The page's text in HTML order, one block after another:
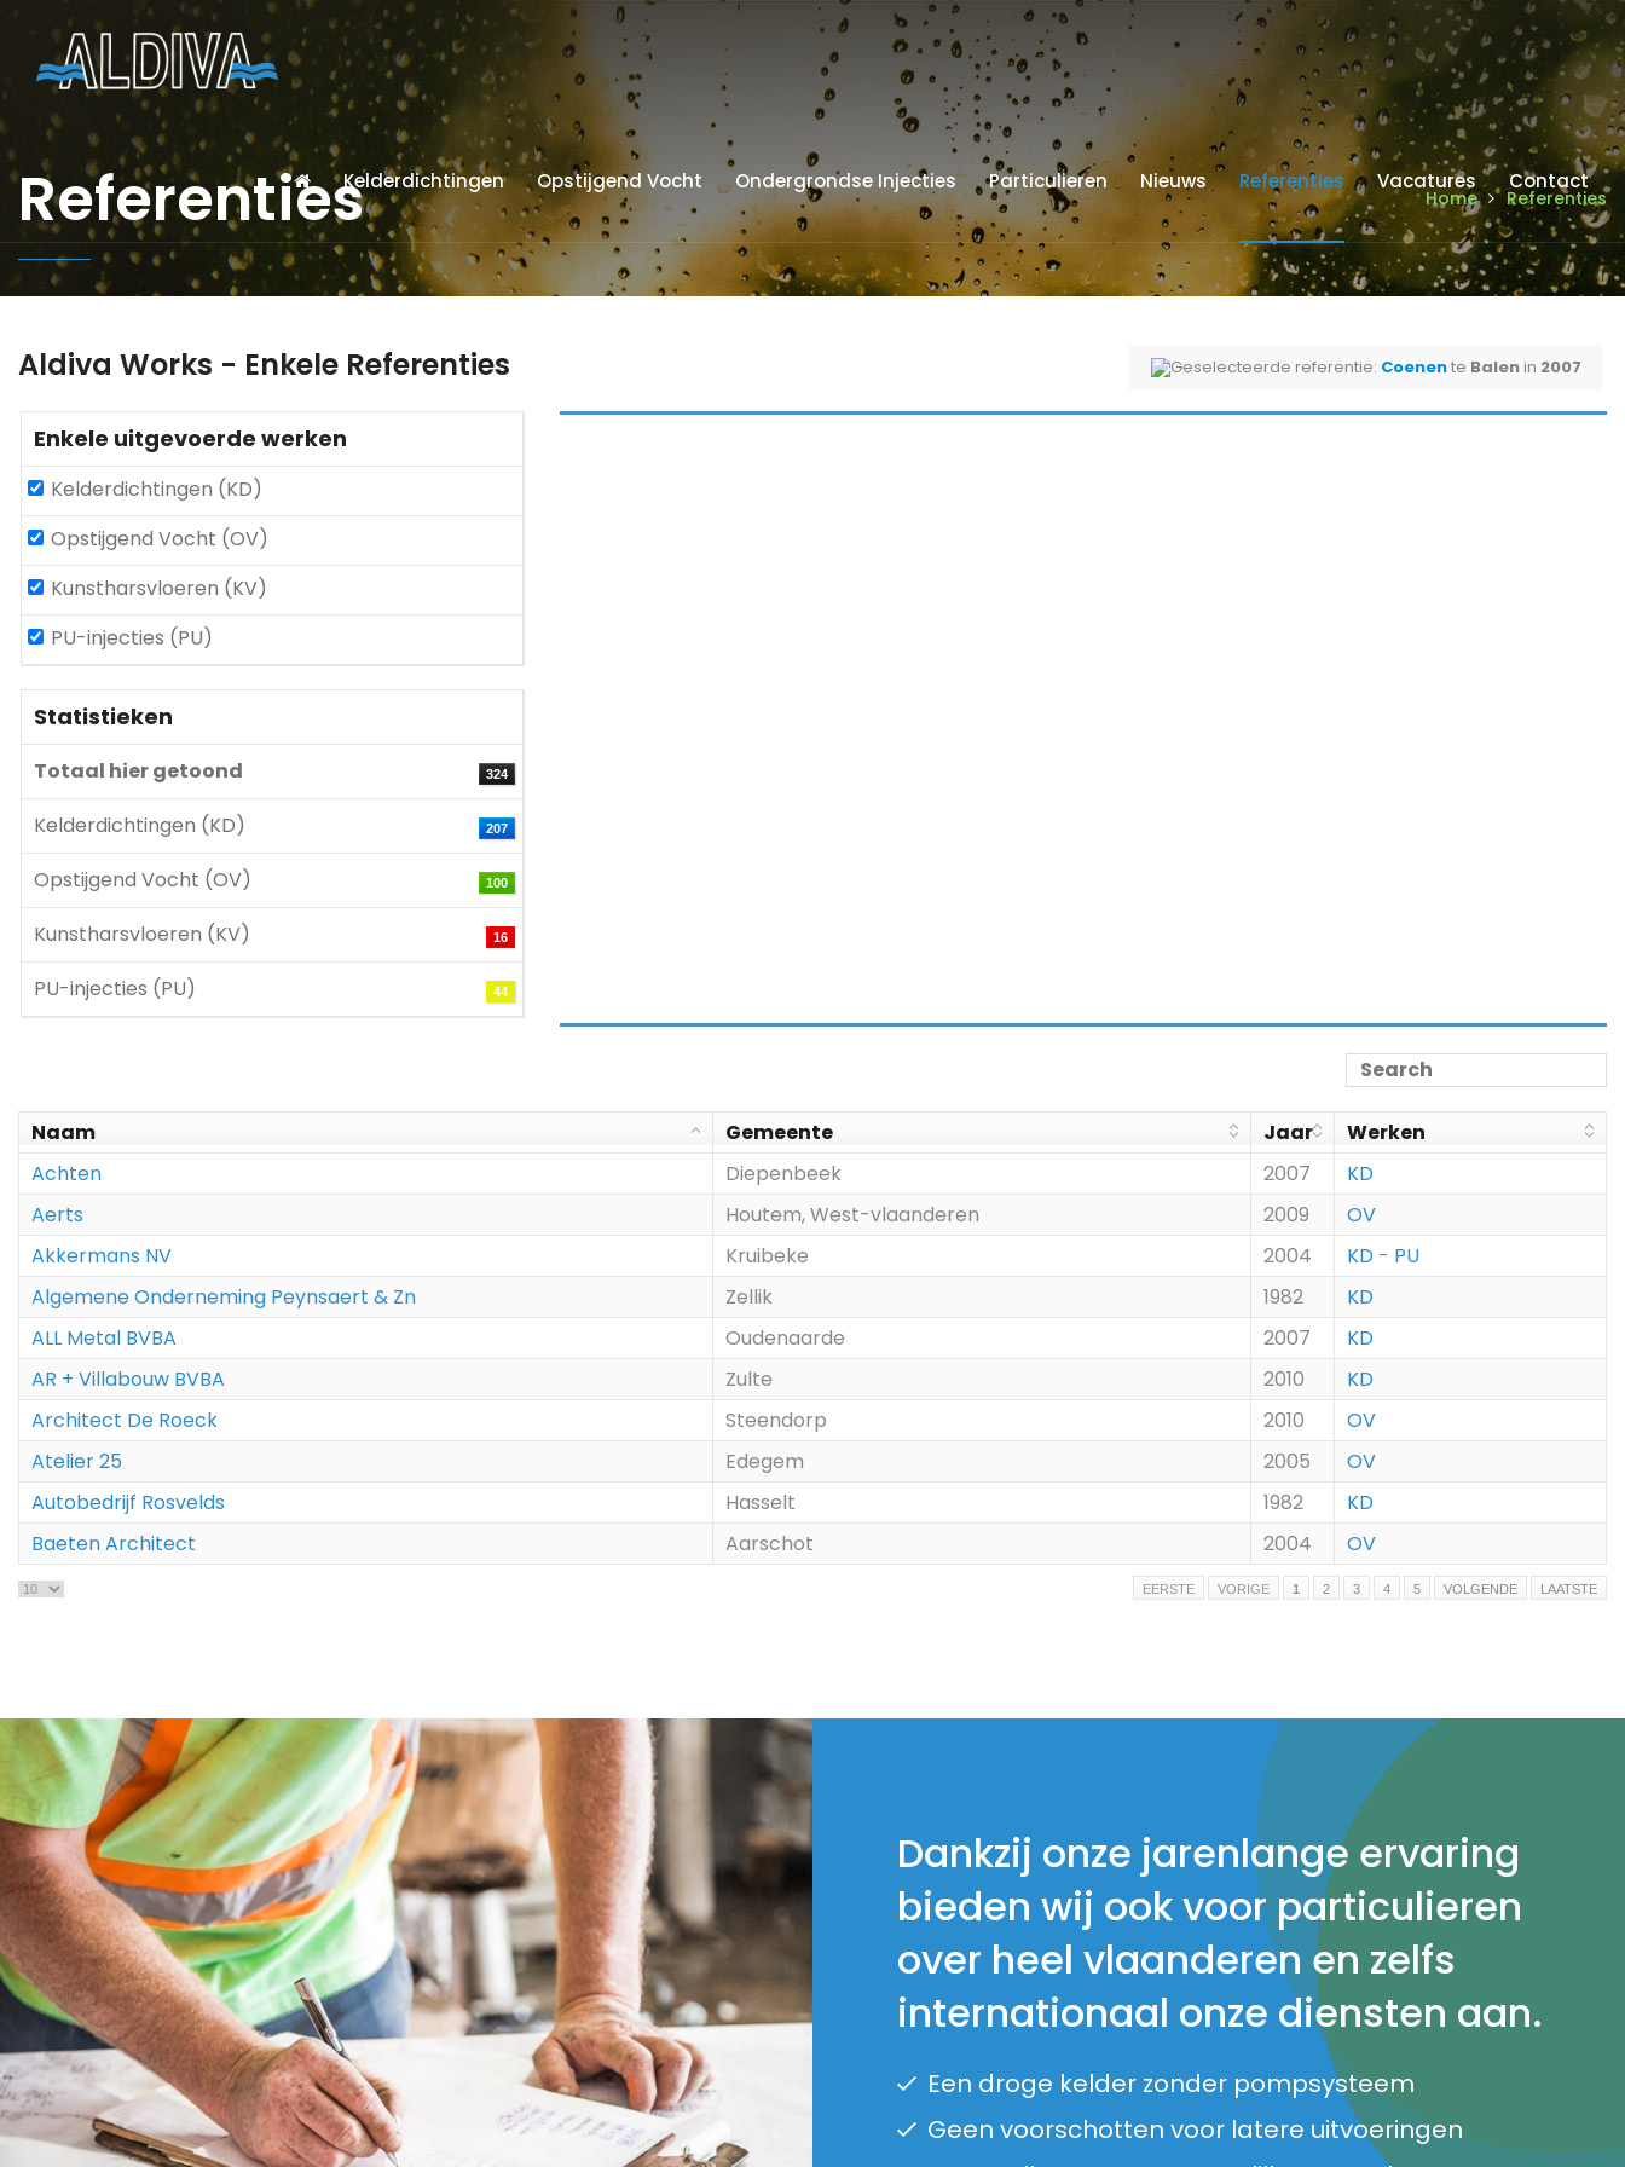
Kelderdichtingen Opstijgend Vocht Ondergrondse Injecties Particulieren Nieuws Referenties Vacatures Contact
Referenties Home Referenties
Aldiva Works - Enkele Referenties Geselecteerde referentie: Coenente Balen in 2007
Enkele uitgevoerde werken
Kelderdichtingen (KD)
Opstijgend Vocht (OV)
Kunstharsvloeren (KV)
PU-injecties (PU)
Statistieken
Totaal hier getoond 324
Kelderdichtingen (KD) 207
Opstijgend Vocht (OV) 100
Kunstharsvloeren (KV) 16
PU-injecties (PU) 44
Naam Gemeente Jaar
Werken
Achten
Diepenbeek 2007
KD
Aerts
Houtem, West-vlaanderen 2009
OV
Akkermans NV
Kruibeke 2004 KD - PU
Algemene Onderneming Peynsaert & Zn
Zellik 1982
KD
ALL Metal BVBA
Oudenaarde 2007
KD
AR + Villabouw BVBA
Zulte 2010
KD
Architect De Roeck
Steendorp 2010
OV
Atelier 25
Edegem 2005
OV
Autobedrijf Rosvelds
Hasselt 1982
KD
Baeten Architect
Aarschot 2004 OV
EERSTE VORIGE 1 2 3 4 5 VOLGENDE LAATSTE
Dankzij onze jarenlange ervaring
bieden wij ook voor particulieren
over heel vlaanderen en zelfs
internationaal onze diensten aan.
Een droge kelder zonder pompsysteem
Geen voorschotten voor latere uitvoeringen